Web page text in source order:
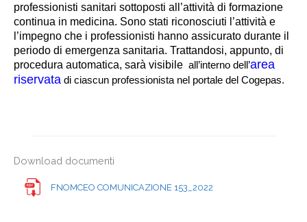
professionisti sanitari sottoposti all’attività di formazione
continua in medicina. Sono stati riconosciuti l’attività e
l’impegno che i professionisti hanno assicurato durante il
periodo di emergenza sanitaria. Trattandosi, appunto, di
procedura automatica, sarà visibile all’interno dell’area
riservata di ciascun professionista nel portale del Cogepas.
Download documenti
FNOMCEO COMUNICAZIONE 153_2022